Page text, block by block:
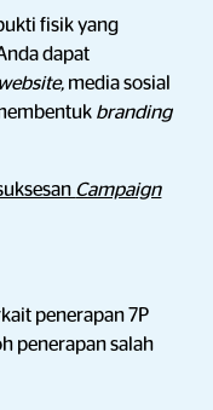
fisik yang
dapat
website, media sosial
branding
Campaign
penerapan 7P
penerapan salah